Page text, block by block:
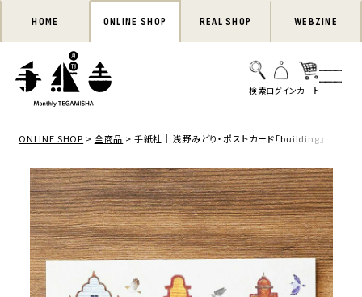
HOME ONLINE SHOP REAL SHOP WEBZINE
ONLINE SHOP 全商品 手紙社｜浅野みどり・ポストカード「building」